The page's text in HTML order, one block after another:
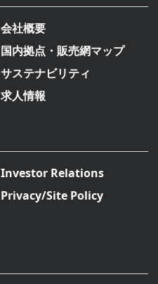
会社概要
国内拠点・販売網マップ
サステナビリティ
求人情報
Investor Relations
Privacy/Site Policy